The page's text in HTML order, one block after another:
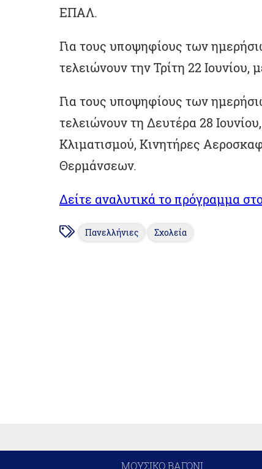
ΕΠΑΛ.
Για τους υποψηφίους των
τελειώνουν την Τρίτη 22 Ιουνίου,
Για τους υποψηφίους των
τελειώνουν τη Δευτέρα 28
Κλιματισμού, Κινητήρες
Θερμάνσεων.
Δείτε αναλυτικά το πρόγραμμα
Πανελλήνιες Σχολεία
ΜΟΥΣΙΚΟ ΒΑΓΟΝΙ